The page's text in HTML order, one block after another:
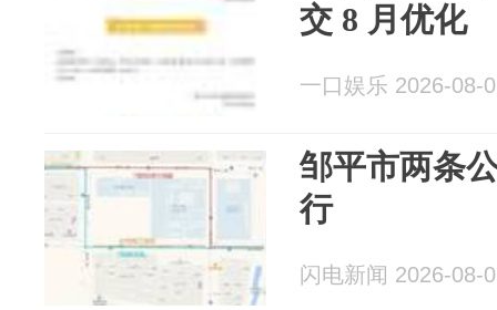
交 8 月优化
一口娱乐 2026-08-
邹平市两条
行
闪电新闻 2026-08-